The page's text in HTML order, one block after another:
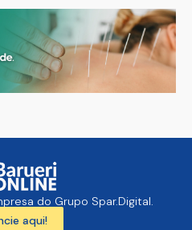
do Grupo Spar.Digital.
aqui!